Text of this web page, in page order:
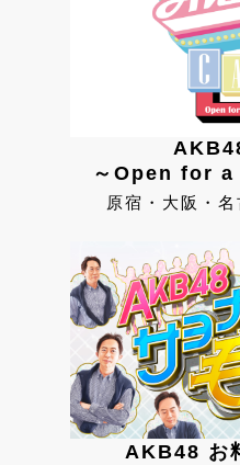
～Open for
原宿・大阪・
AKB48 お